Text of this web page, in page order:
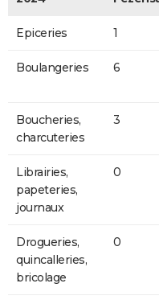
Epiceries 1
Boulangeries 6
Boucheries,
charcuteries
3
Librairies,
papeteries,
journaux
0
Drogueries,
quincalleries,
bricolage
0